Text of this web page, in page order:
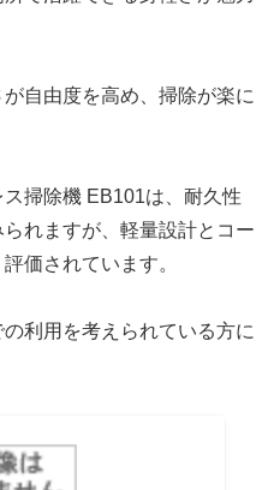
自由度を高め、掃除が楽に
掃除機 EB101は、耐久性
れますが、軽量設計とコー
価されています。
利用を考えられている方に